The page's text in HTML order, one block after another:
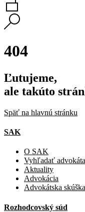
404
Ľutujeme,
ale takúto
Späť na hlavnú stránku
SAK
O SAK
Vyhľadať advokáta
Aktuality
Advokácia
Advokátska skúška
Rozhodcovský súd